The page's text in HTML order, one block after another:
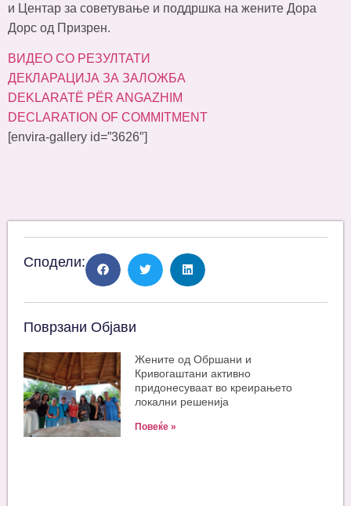
и Центар за советување и поддршка на жените Дора
Дорс од Призрен.
ВИДЕО СО РЕЗУЛТАТИ
ДЕКЛАРАЦИЈА ЗА ЗАЛОЖБА
DEKLARATË PËR ANGAZHIM
DECLARATION OF COMMITMENT
[envira-gallery id=”3626″]
Сподели:
Поврзани Објави
Жените од Обршани и
Кривогаштани активно
придонесуваат во креирањето
локални решенија
Повеќе »